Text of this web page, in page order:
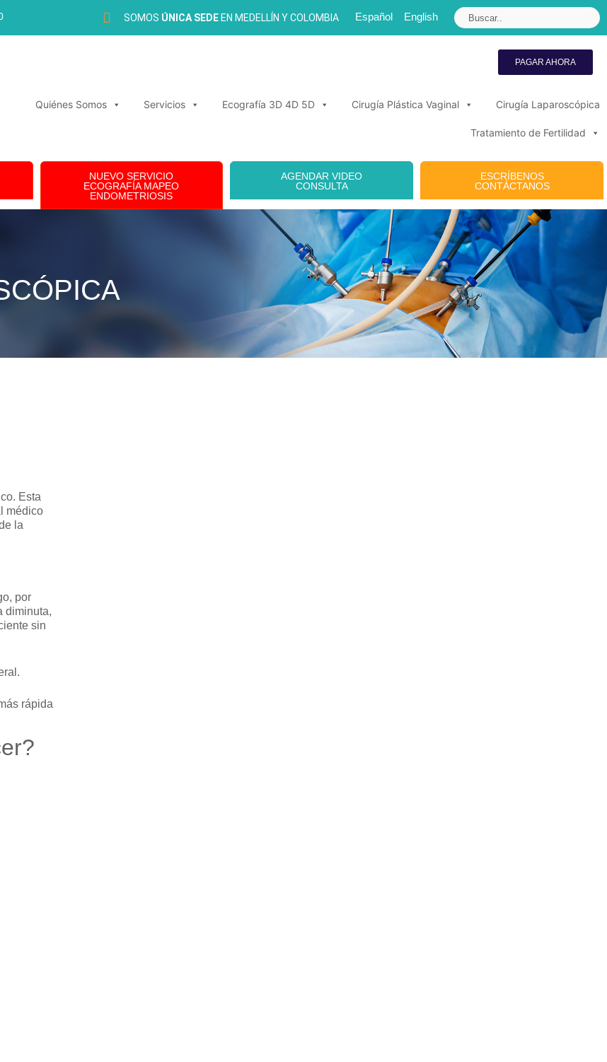
SOMOS ÚNICA SEDEEN MEDELLÍN Y COLOMBIA Español English
PAGAR AHORA
Quiénes Somos Servicios Ecografía 3D 4D 5D Cirugía Plástica Vaginal Cirugía Laparoscópica
Tratamiento de Fertilidad
NUEVO SERVICIO
ECOGRAFÍA MAPEO
ENDOMETRIOSIS
AGENDAR VIDEO
CONSULTA
ESCRÍBENOS
CONTÁCTANOS
Esta
médico
la
por
diminuta,
sin
rápida